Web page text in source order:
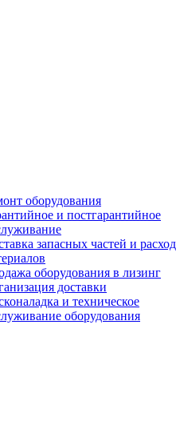
оборудования
и постгарантийное
запасных частей и
оборудования в лизинг
доставки
и техническое
оборудования